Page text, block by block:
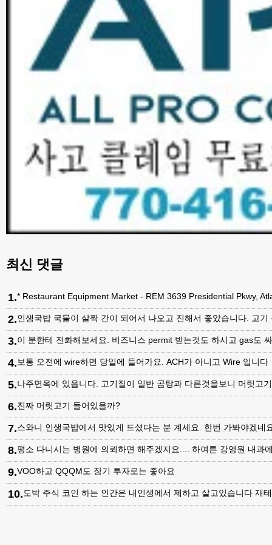
최신 댓글
1.* Restaurant Equipment Market - REM 3639 Presidential Pkwy,
2.인생국밥 국물이 살짝 간이 되어서 나오고 진해서 좋았습니다. 고
3.이 분한테 전화해보세요. 비즈니스 permit 받는것도 하시고 gas도
4.보통 오전에 wire하면 당일에 들어가요. ACH가 아니고 Wire 입니다
5.나주면옥에 있읍니다. 고기질이 일반 곰탕과 다른것을보니 머릿고
6.진짜 머릿고기 들어있을까?
7.스와니 인생국밥에서 맛있게 드셨다는 분 계세요. 한번 가봐야겠네
8.평소 다니시는 병원에 의뢰하면 해주겠지요.... 하여튼 강영원 내과
9.VOO하고 QQQM도 장기 투자로는 좋아요
10.도박 주식 코인 하는 인간은 내인생에서 제하고 살고있습니다 재